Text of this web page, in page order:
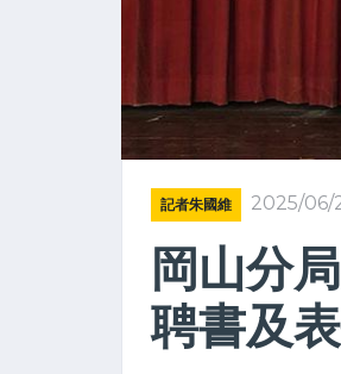
記者朱國維 2025/06/
岡山分
聘書及